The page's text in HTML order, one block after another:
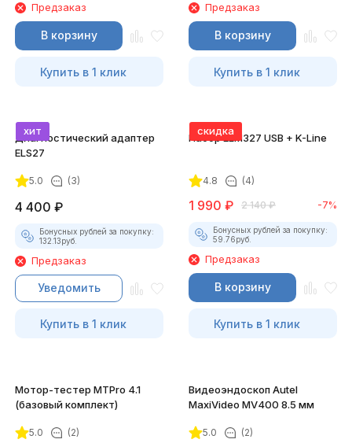
Предзаказ
В корзину
Купить в 1 клик
Предзаказ
В корзину
Купить в 1 клик
хит
Диагностический адаптер
ELS27
5.0 (3)
4 400 ₽
Бонусных рублей за покупку:
132.13руб.
Предзаказ
Уведомить
Купить в 1 клик
скидка
Набор ELM327 USB + K-Line
4.8 (4)
1 990 ₽ 2 140 ₽ -7%
Бонусных рублей за покупку:
59.76руб.
Предзаказ
В корзину
Купить в 1 клик
Мотор-тестер MTPro 4.1
(базовый комплект)
5.0 (2)
Видеоэндоскоп Autel
MaxiVideo MV400 8.5 мм
5.0 (2)